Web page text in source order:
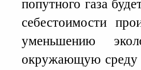
попутного газа
себестоимости
уменьшению
окружающую среду